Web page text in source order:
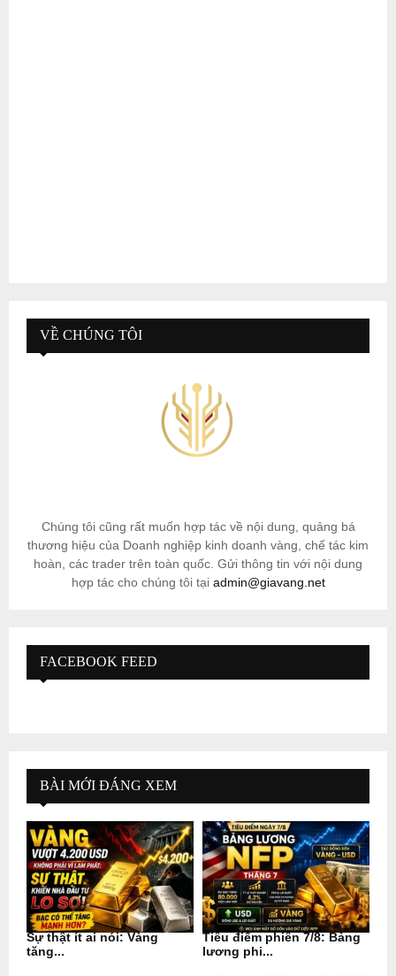
VỀ CHÚNG TÔI
Chúng tôi cũng rất muốn hợp tác về nội dung, quảng bá
thương hiệu của Doanh nghiệp kinh doanh vàng, chế tác kim
hoàn, các trader trên toàn quốc. Gửi thông tin với nội dung
hợp tác cho chúng tôi tại admin@giavang.net
FACEBOOK FEED
BÀI MỚI ĐÁNG XEM
Sự thật ít ai nói: Vàng
tăng...
Tiêu điểm phiên 7/8: Bảng
lương phi...